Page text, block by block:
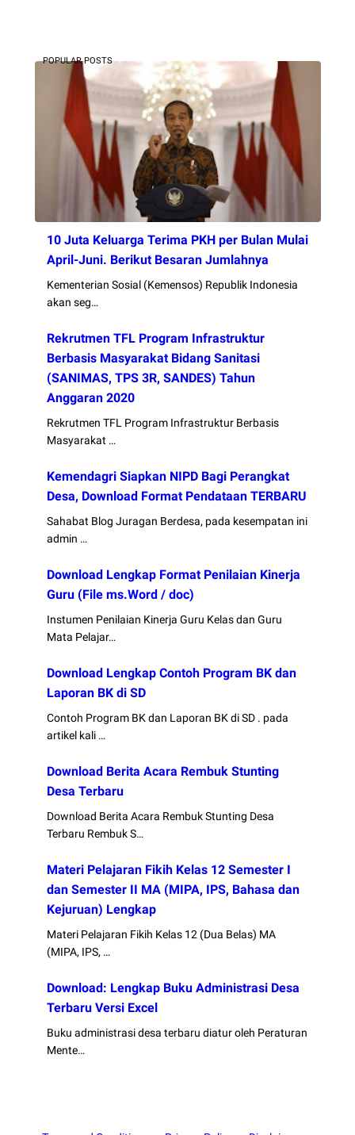
POPULAR POSTS
10 Juta Keluarga Terima PKH per Bulan Mulai
April-Juni. Berikut Besaran Jumlahnya
Kementerian Sosial (Kemensos) Republik Indonesia
akan seg…
Rekrutmen TFL Program Infrastruktur
Berbasis Masyarakat Bidang Sanitasi
(SANIMAS, TPS 3R, SANDES) Tahun
Anggaran 2020
Rekrutmen TFL Program Infrastruktur Berbasis
Masyarakat …
Kemendagri Siapkan NIPD Bagi Perangkat
Desa, Download Format Pendataan TERBARU
Sahabat Blog Juragan Berdesa, pada kesempatan ini
admin …
Download Lengkap Format Penilaian Kinerja
Guru (File ms.Word / doc)
Instumen Penilaian Kinerja Guru Kelas dan Guru
Mata Pelajar…
Download Lengkap Contoh Program BK dan
Laporan BK di SD
Contoh Program BK dan Laporan BK di SD . pada
artikel kali …
Download Berita Acara Rembuk Stunting
Desa Terbaru
Download Berita Acara Rembuk Stunting Desa
Terbaru Rembuk S…
Materi Pelajaran Fikih Kelas 12 Semester I
dan Semester II MA (MIPA, IPS, Bahasa dan
Kejuruan) Lengkap
Materi Pelajaran Fikih Kelas 12 (Dua Belas) MA
(MIPA, IPS, …
Download: Lengkap Buku Administrasi Desa
Terbaru Versi Excel
Buku administrasi desa terbaru diatur oleh Peraturan
Mente…